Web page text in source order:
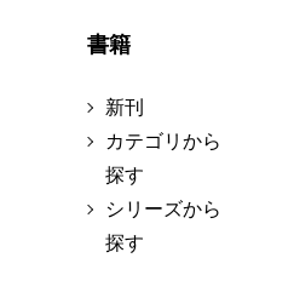
書籍
新刊
カテゴリから
探す
シリーズから
探す